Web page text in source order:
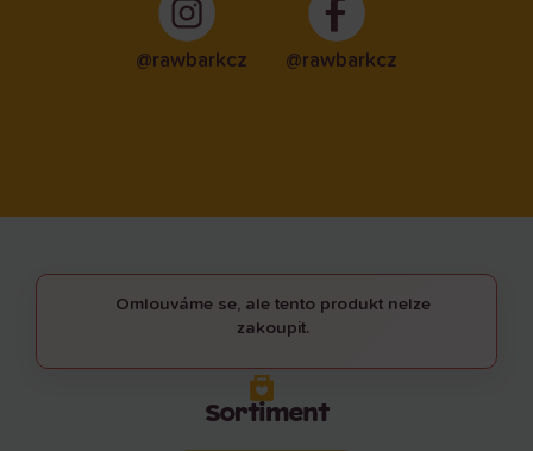
@rawbarkcz @rawbarkcz
Omlouváme se, ale tento produkt nelze
zakoupit.
Sortiment